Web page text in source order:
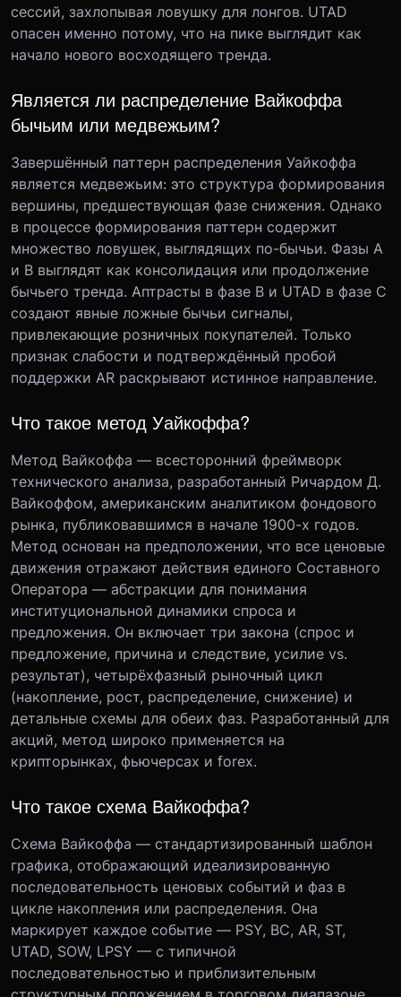
сессий, захлопывая ловушку для лонгов. UTAD
опасен именно потому, что на пике выглядит как
начало нового восходящего тренда.
Является ли распределение Вайкоффа
бычьим или медвежьим?
Завершённый паттерн распределения Уайкоффа
является медвежьим: это структура формирования
вершины, предшествующая фазе снижения. Однако
в процессе формирования паттерн содержит
множество ловушек, выглядящих по-бычьи. Фазы A
и B выглядят как консолидация или продолжение
бычьего тренда. Аптрасты в фазе B и UTAD в фазе C
создают явные ложные бычьи сигналы,
привлекающие розничных покупателей. Только
признак слабости и подтверждённый пробой
поддержки AR раскрывают истинное направление.
Что такое метод Уайкоффа?
Метод Вайкоффа — всесторонний фреймворк
технического анализа, разработанный Ричардом Д.
Вайкоффом, американским аналитиком фондового
рынка, публиковавшимся в начале 1900-х годов.
Метод основан на предположении, что все ценовые
движения отражают действия единого Составного
Оператора — абстракции для понимания
институциональной динамики спроса и
предложения. Он включает три закона (спрос и
предложение, причина и следствие, усилие vs.
результат), четырёхфазный рыночный цикл
(накопление, рост, распределение, снижение) и
детальные схемы для обеих фаз. Разработанный для
акций, метод широко применяется на
крипторынках, фьючерсах и forex.
Что такое схема Вайкоффа?
Схема Вайкоффа — стандартизированный шаблон
графика, отображающий идеализированную
последовательность ценовых событий и фаз в
цикле накопления или распределения. Она
маркирует каждое событие — PSY, BC, AR, ST,
UTAD, SOW, LPSY — с типичной
последовательностью и приблизительным